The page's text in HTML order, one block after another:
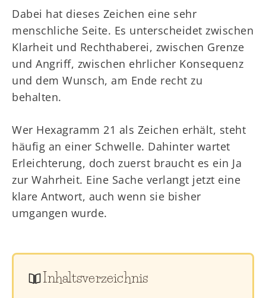
Dabei hat dieses Zeichen eine sehr
menschliche Seite. Es unterscheidet zwischen
Klarheit und Rechthaberei, zwischen Grenze
und Angriff, zwischen ehrlicher Konsequenz
und dem Wunsch, am Ende recht zu
behalten.
Wer Hexagramm 21 als Zeichen erhält, steht
häufig an einer Schwelle. Dahinter wartet
Erleichterung, doch zuerst braucht es ein Ja
zur Wahrheit. Eine Sache verlangt jetzt eine
klare Antwort, auch wenn sie bisher
umgangen wurde.
Inhaltsverzeichnis